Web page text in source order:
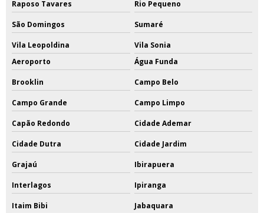
Raposo Tavares Rio Pequeno
São Domingos Sumaré
Vila Leopoldina
Vila Sonia
Aeroporto
Água Funda
Brooklin Campo Belo
Campo Grande Campo Limpo
Capão Redondo Cidade Ademar
Cidade Dutra Cidade Jardim
Grajaú Ibirapuera
Interlagos Ipiranga
Itaim Bibi Jabaquara